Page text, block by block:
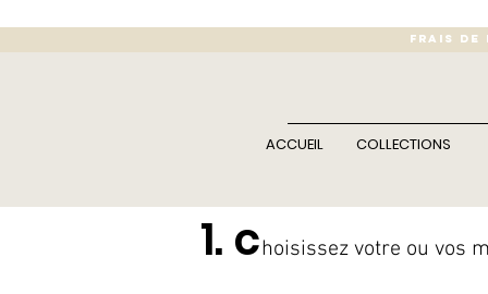
FRAIS
ACCUEIL COLLECTIONS
1. choisissez votre ou vos